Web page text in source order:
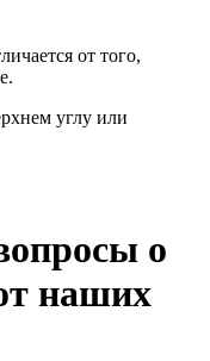
от того,
углу или
о
наших